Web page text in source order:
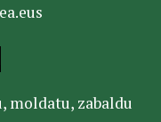
moldatu, zabaldu